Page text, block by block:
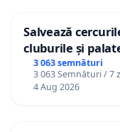
Salvează
cluburile și
3 063 semnături
3 063 Semnături / 7
4 Aug 2026